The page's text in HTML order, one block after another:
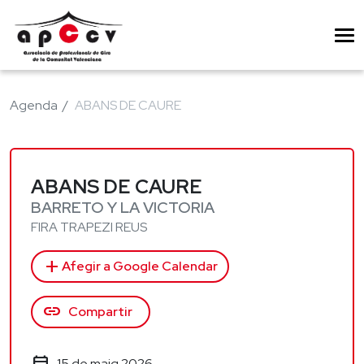
Agenda ABANS DE CAURE
ABANS DE CAURE
BARRETO Y LA VICTORIA
FIRA TRAPEZI REUS
add Afegir a Google Calendar
link Compartir